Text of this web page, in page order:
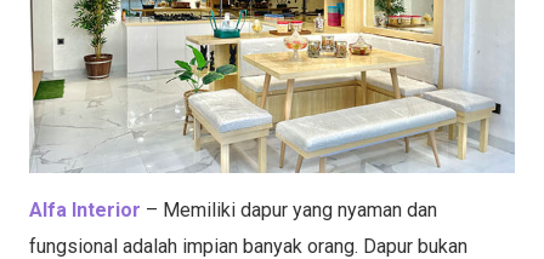
Alfa Interior – Memiliki dapur yang nyaman dan
fungsional adalah impian banyak orang. Dapur bukan